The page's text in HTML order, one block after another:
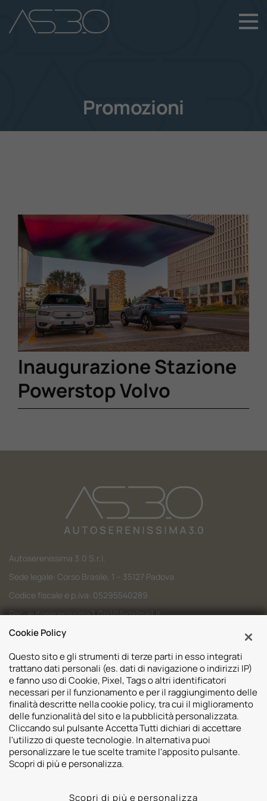
+39 049 899 4411
Auto Usate
Novità Sui Nostri Veicoli
Lavora Con Noi
Contattaci
Promozioni
Inaugurazione Stazione
Powerstop Volvo
Autoserenissima 3.0 S.r.l.
Sede legale: Corso Brasile, 1 – 35127 Padova
Codice fiscale e p.iva: 05295540289
Pec:autoserenissima3.0srl@legalmail.it
Codice SDI: M5UXCR1
Sedi
Volvo Padova
Volvo Venezia
Usato Padova
Mazda Padova
Risorse
Valuta il tuo Usato
Contatti
Promozioni
Cookie Policy
Questo sito e gli strumenti di terze parti in esso integrati
trattano dati personali (es. dati di navigazione o indirizzi IP)
e fanno uso di Cookie, Pixel, Tags o altri identificatori
necessari per il funzionamento e per il raggiungimento delle
finalità descritte nella cookie policy, tra cui il miglioramento
delle funzionalità del sito e la pubblicità personalizzata.
Cliccando sul pulsante Accetta Tutti dichiari di accettare
l'utilizzo di queste tecnologie. In alternativa puoi
personalizzare le tue scelte tramite l'apposito pulsante.
Scopri di più e personalizza.
Scopri di più e personalizza